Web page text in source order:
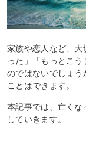
家族や恋人など、大
った」「もっとこ
のではないでしょう
ことはできます。
本記事では、亡くな
していきます。